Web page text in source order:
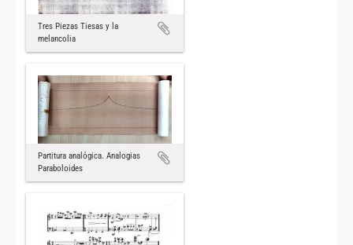
Tres Piezas Tiesas y la
melancolia
Partitura analógica. Analogias
Paraboloides